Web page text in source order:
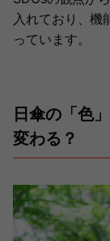
入れており、機
っています。
日傘の「色
変わる？